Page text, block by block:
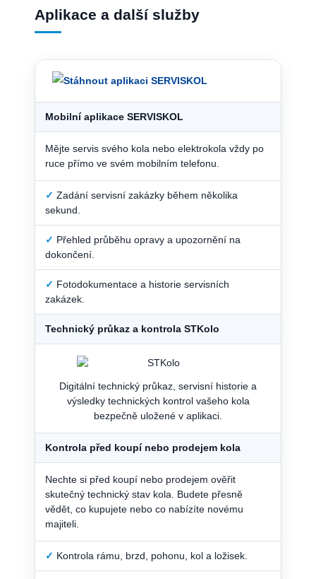
Aplikace a další služby
Mobilní aplikace SERVISKOL
Mějte servis svého kola nebo elektrokola vždy po
ruce přímo ve svém mobilním telefonu.
✓ Zadání servisní zakázky během několika
sekund.
✓ Přehled průběhu opravy a upozornění na
dokončení.
✓ Fotodokumentace a historie servisních
zakázek.
Technický průkaz a kontrola STKolo
Digitální technický průkaz, servisní historie a
výsledky technických kontrol vašeho kola
bezpečně uložené v aplikaci.
Kontrola před koupí nebo prodejem kola
Nechte si před koupí nebo prodejem ověřit
skutečný technický stav kola. Budete přesně
vědět, co kupujete nebo co nabízíte novému
majiteli.
✓ Kontrola rámu, brzd, pohonu, kol a ložisek.